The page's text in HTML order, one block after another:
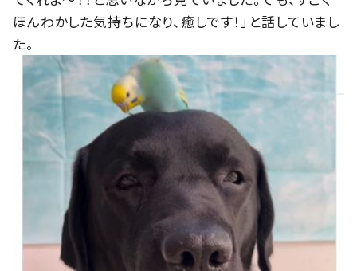
ほんわかした気持ちになり、癒しです！」と話していまし
た。